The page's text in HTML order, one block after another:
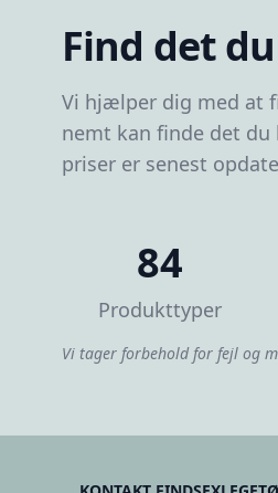
Find det
Vi hjælper dig med at
nemt kan finde det du
priser er senest
84
Produkttyper
Vi tager forbehold for fejl og